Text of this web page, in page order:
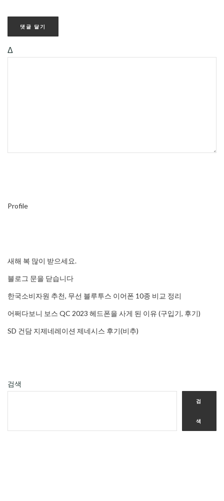
Δ
Profile
새해 복 많이 받으세요.
블로그 문을 닫습니다
한국소비자원 추천, 무선 블루투스 이어폰 10종 비교 정리
어쩌다보니 보스 QC 2023 헤드폰을 사게 된 이유 (구입기, 후기)
SD 건담 지제네레이션 제네시스 후기(비추)
검색
검
색